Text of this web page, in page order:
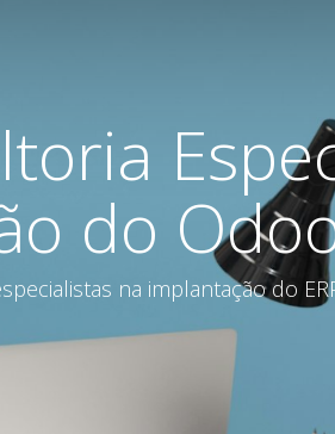
do
na implantação do